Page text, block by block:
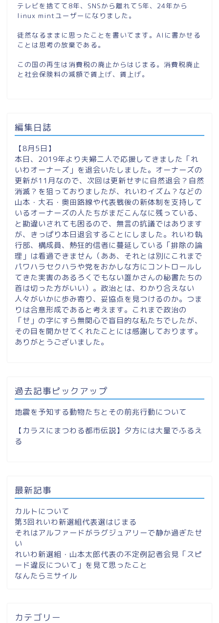
テレビを捨てて8年、SNSから離れて5年、24年から
linux mintユーザーになりました。
徒然なるままに思ったことを書いてます。AIに書かせる
ことは思考の放棄である。
この国の再生は消費税の廃止からはじまる。消費税廃止
と社会保険料の減額で賃上げ、賃上げ。
編集日誌
【8月5日】
本日、2019年より夫婦二人で応援してきました「れ
いわオーナーズ」を退会いたしました。オーナーズの
更新が11月なので、次回は更新せずに自然退会？自然
消滅？を狙っておりましたが、れいわイズム？などの
山本・大石・奥田路線や代表戦後の新体制を支持して
いるオーナーズの人たちがまだこんなに残っている、
と勘違いされても困るので、無言の抗議ではあります
が、きっぱり本日退会することにしました。れいわ執
行部、構成員、熱狂的信者に蔓延している「排除の論
理」は看過できません（ああ、それとは別にこれまで
パワハラセクハラや党をおかしな方にコントロールし
てきた実害のあるろくでもない誰かさんの秘書たちの
首は切った方がいい）。政治とは、わかり合えない
人々がいかに歩み寄り、妥協点を見つけるのか。つま
りは合意形成であると考えます。これまで政治の
「せ」の字にすら無関心で盲目的な私たちでしたが、
その目を開かせてくれたことには感謝しております。
ありがとうございました。
過去記事ピックアップ
地震を予知する動物たちとその前兆行動について
【カラスにまつわる都市伝説】夕方には大量でふるえ
る
最新記事
カルトについて
第3回れいわ新選組代表選はじまる
それはアルファードがラグジュアリーで静か過ぎたせ
い
れいわ新選組・山本太郎代表の不定例記者会見「スピ
ード違反について」を見て思ったこと
なんたらミサイル
カテゴリー